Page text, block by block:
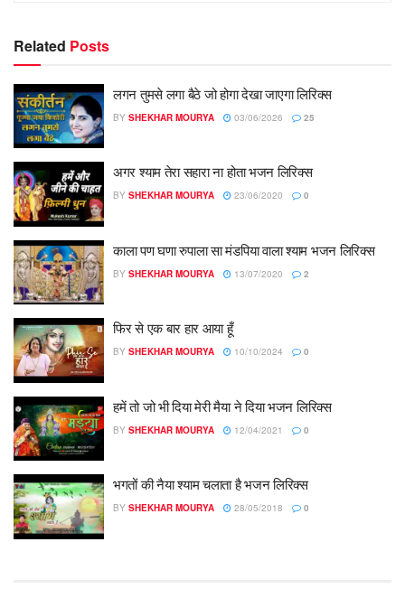
Related Posts
लगन तुमसे लगा बैठे जो होगा देखा जाएगा लिरिक्स
BY SHEKHAR MOURYA 03/06/2026 25
अगर श्याम तेरा सहारा ना होता भजन लिरिक्स
BY SHEKHAR MOURYA 23/06/2020 0
काला पण घणा रुपाला सा मंडपिया वाला श्याम भजन लिरिक्स
BY SHEKHAR MOURYA 13/07/2020 2
फिर से एक बार हार आया हूँ
BY SHEKHAR MOURYA 10/10/2024 0
हमें तो जो भी दिया मेरी मैया ने दिया भजन लिरिक्स
BY SHEKHAR MOURYA 12/04/2021 0
भगतों की नैया श्याम चलाता है भजन लिरिक्स
BY SHEKHAR MOURYA 28/05/2018 0